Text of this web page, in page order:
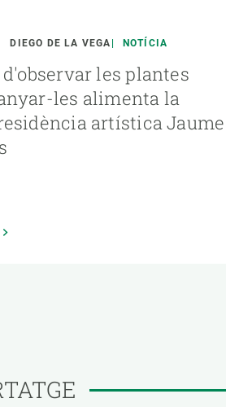
DIEGO DE LA VEGA NOTÍCIA
les plantes
les alimenta la
artística Jaume